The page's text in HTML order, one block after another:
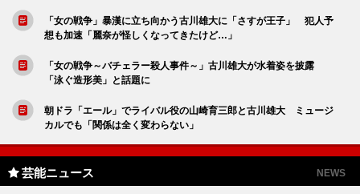
「女の戦争」暴漢に立ち向かう古川雄大に「さすが王子」 犯人予
想も加速「麗奈が怪しくなってきたけど…」
「女の戦争～バチェラー殺人事件～」古川雄大が水着姿を披露
「泳ぐ造形美」と話題に
朝ドラ「エール」でライバル役の山崎育三郎と古川雄大 ミュージ
カルでも「関係は全く変わらない」
芸能ニュース NEWS